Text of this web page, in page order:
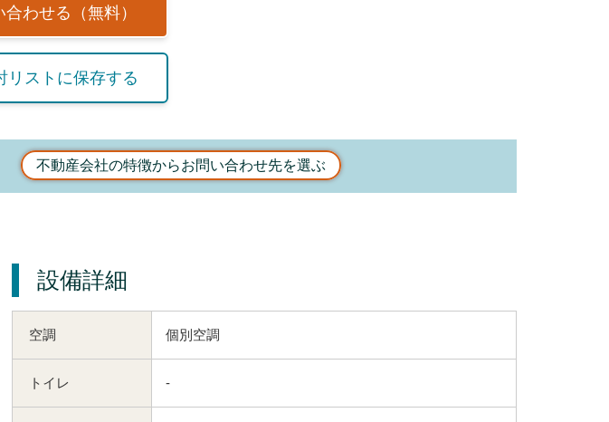
合わせる（無料）
リストに保存する
不動産会社の特徴からお問い合わせ先を選ぶ
設備詳細
空調 個別空調
トイレ -